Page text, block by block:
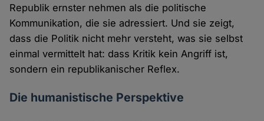
Republik ernster nehmen als die politische
Kommunikation, die sie adressiert. Und sie zeigt,
dass die Politik nicht mehr versteht, was sie selbst
einmal vermittelt hat: dass Kritik kein Angriff ist,
sondern ein republikanischer Reflex.
Die humanistische Perspektive